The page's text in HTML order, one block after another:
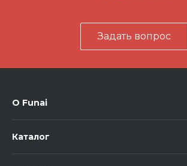
Задать вопрос
О Funai
Каталог